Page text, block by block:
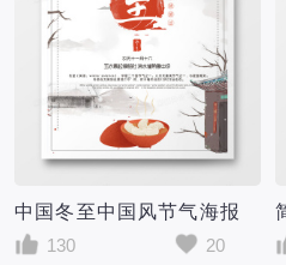
中国冬至中国风节气海报
130
20